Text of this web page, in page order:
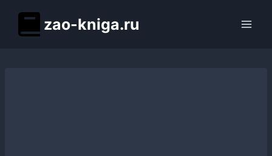
содержимому
zao-kniga.ru